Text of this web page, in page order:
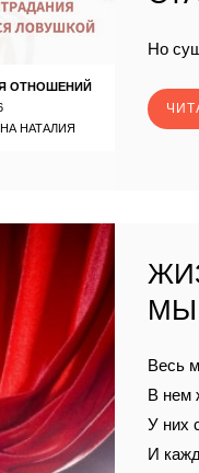
ОТНОШЕНИЙ
НАТАЛИЯ
Но
МЫ
Весь
В нем
У них
И